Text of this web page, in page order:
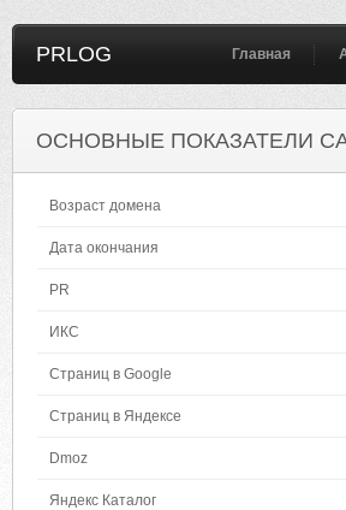
PRLOG Главная
ОСНОВНЫЕ ПОКАЗАТЕЛИ
Возраст домена
Дата окончания
PR
ИКС
Страниц в Google
Страниц в Яндексе
Dmoz
Яндекс Каталог